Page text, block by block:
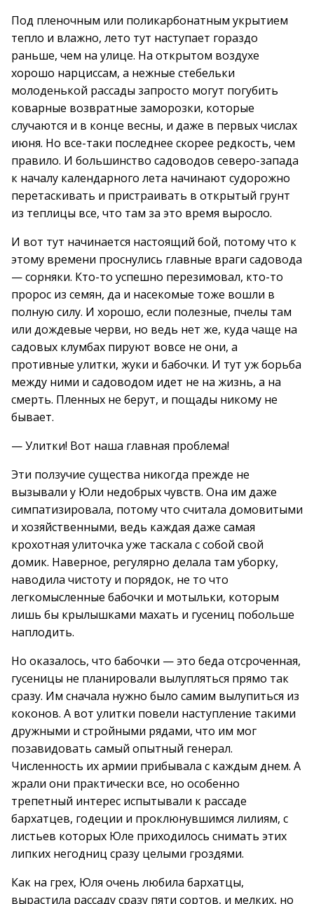
Под пленочным или поликарбонатным укрытием
тепло и влажно, лето тут наступает гораздо
раньше, чем на улице. На открытом воздухе
хорошо нарциссам, а нежные стебельки
молоденькой рассады запросто могут погубить
коварные возвратные заморозки, которые
случаются и в конце весны, и даже в первых числах
июня. Но все-таки последнее скорее редкость, чем
правило. И большинство садоводов северо-запада
к началу календарного лета начинают судорожно
перетаскивать и пристраивать в открытый грунт
из теплицы все, что там за это время выросло.
И вот тут начинается настоящий бой, потому что к
этому времени проснулись главные враги садовода
— сорняки. Кто-то успешно перезимовал, кто-то
пророс из семян, да и насекомые тоже вошли в
полную силу. И хорошо, если полезные, пчелы там
или дождевые черви, но ведь нет же, куда чаще на
садовых клумбах пируют вовсе не они, а
противные улитки, жуки и бабочки. И тут уж борьба
между ними и садоводом идет не на жизнь, а на
смерть. Пленных не берут, и пощады никому не
бывает.
— Улитки! Вот наша главная проблема!
Эти ползучие существа никогда прежде не
вызывали у Юли недобрых чувств. Она им даже
симпатизировала, потому что считала домовитыми
и хозяйственными, ведь каждая даже самая
крохотная улиточка уже таскала с собой свой
домик. Наверное, регулярно делала там уборку,
наводила чистоту и порядок, не то что
легкомысленные бабочки и мотыльки, которым
лишь бы крылышками махать и гусениц побольше
наплодить.
Но оказалось, что бабочки — это беда отсроченная,
гусеницы не планировали вылупляться прямо так
сразу. Им сначала нужно было самим вылупиться из
коконов. А вот улитки повели наступление такими
дружными и стройными рядами, что им мог
позавидовать самый опытный генерал.
Численность их армии прибывала с каждым днем. А
жрали они практически все, но особенно
трепетный интерес испытывали к рассаде
бархатцев, годеции и проклюнувшимся лилиям, с
листьев которых Юле приходилось снимать этих
липких негодниц сразу целыми гроздями.
Как на грех, Юля очень любила бархатцы,
вырастила рассаду сразу пяти сортов, и мелких, но